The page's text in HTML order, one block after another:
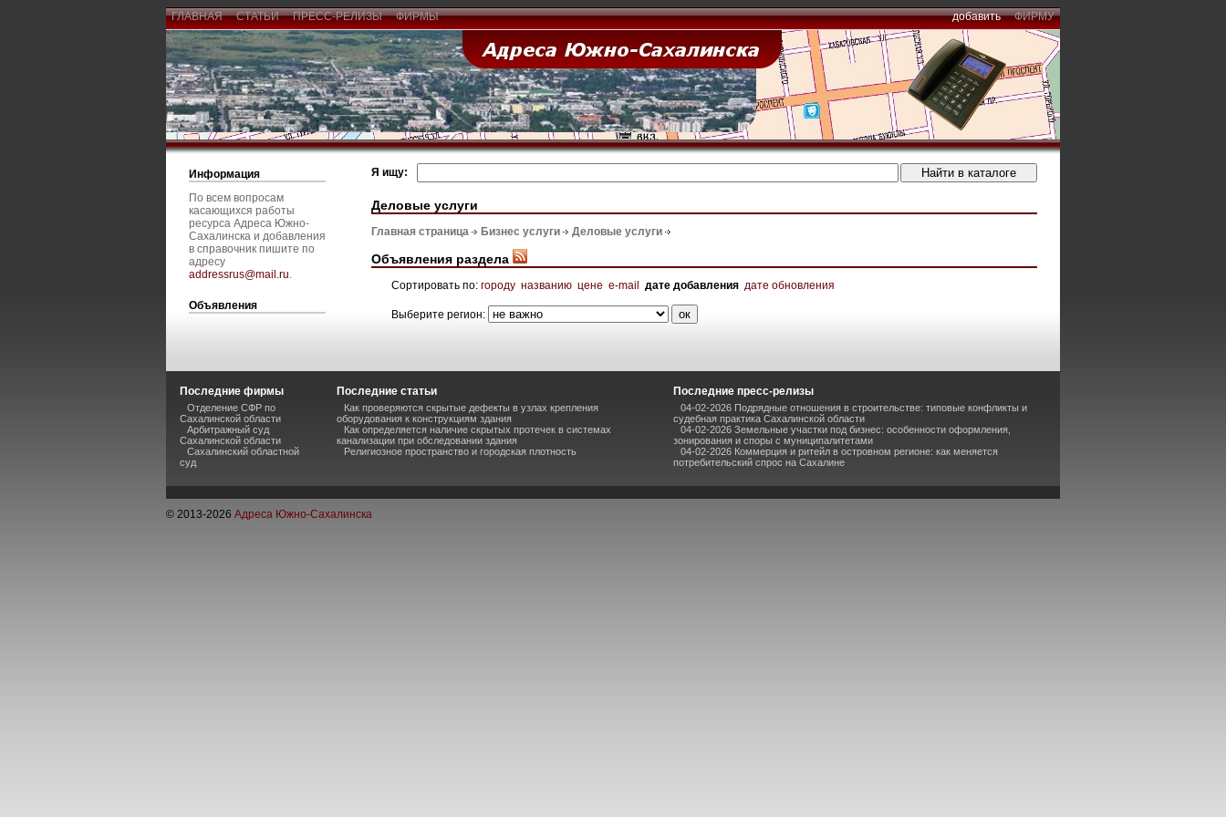
ГЛАВНАЯ СТАТЬИ ПРЕСС-РЕЛИЗЫ ФИРМЫ добавить ФИРМУ
Информация
По всем вопросам
касающихся работы
ресурса Адреса Южно-
Сахалинска и добавления
в справочник пишите по
адресу
addressrus@mail.ru.
Объявления
Я ищу:
Деловые услуги
Главная страница Бизнес услуги Деловые услуги
Объявления раздела
Сортировать по: городу названию цене e-mail дате добавления дате обновления
Выберите регион:
Последние фирмы
Отделение СФР по
Сахалинской области
Арбитражный суд
Сахалинской области
Сахалинский областной
суд
Последние статьи
Как проверяются скрытые дефекты в узлах крепления
оборудования к конструкциям здания
Как определяется наличие скрытых протечек в системах
канализации при обследовании здания
Религиозное пространство и городская плотность
Последние пресс-релизы
04-02-2026 Подрядные отношения в строительстве: типовые конфликты и
судебная практика Сахалинской области
04-02-2026 Земельные участки под бизнес: особенности оформления,
зонирования и споры с муниципалитетами
04-02-2026 Коммерция и ритейл в островном регионе: как меняется
потребительский спрос на Сахалине
© 2013-2026 Адреса Южно-Сахалинска